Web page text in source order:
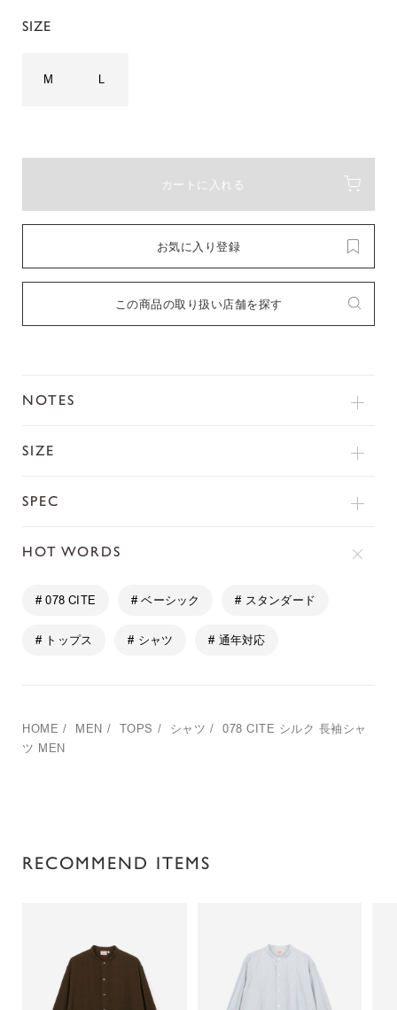
SIZE
M L
カートに入れる
お気に入り登録
この商品の取り扱い店舗を探す
NOTES
SIZE
SPEC
HOT WORDS
# 078 CITE # ベーシック # スタンダード
# トップス # シャツ # 通年対応
HOME / MEN / TOPS / シャツ / 078 CITE シルク 長袖シャ
ツ MEN
RECOMMEND ITEMS